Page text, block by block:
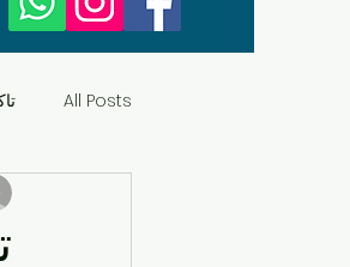
All Posts
النقل في